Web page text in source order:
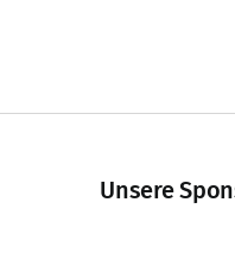
Unsere